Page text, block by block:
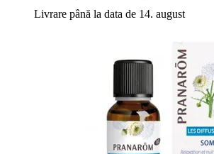
Livrare până la data de 14. august